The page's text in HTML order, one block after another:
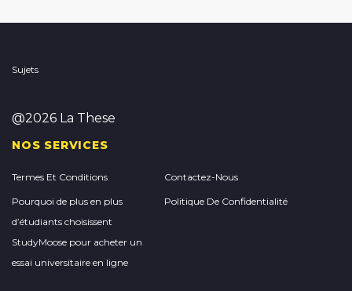
Sujets
@2026 La These
NOS SERVICES
Termes Et Conditions Contactez-Nous
Pourquoi de plus en plus
d’étudiants choisissent
StudyMoose pour acheter un
essai universitaire en ligne
Politique De Confidentialité